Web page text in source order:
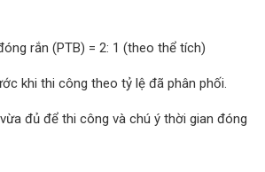
rắn (PTB) = 2: 1 (theo thể tích)
khi thi công theo tỷ lệ đã phân phối.
đủ để thi công và chú ý thời gian đóng